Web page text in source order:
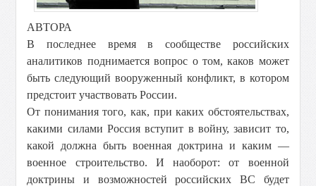
АВТОРА
В последнее время в сообществе российских
аналитиков поднимается вопрос о том, каков может
быть следующий вооруженный конфликт, в котором
предстоит участвовать России.
От понимания того, как, при каких обстоятельствах,
какими силами Россия вступит в войну, зависит то,
какой должна быть военная доктрина и каким —
военное строительство. И наоборот: от военной
доктрины и возможностей российских ВС будет